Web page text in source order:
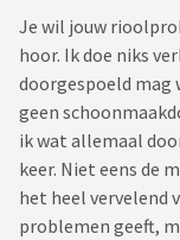
Je wil jouw
hoor. Ik doe niks
doorgespoeld mag
geen
ik wat allemaal
keer. Niet eens de
het heel vervelend
problemen geeft,